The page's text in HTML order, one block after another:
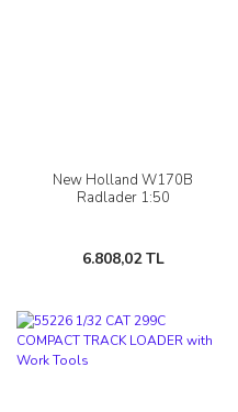
New Holland W170B
Radlader 1:50
6.808,02 TL